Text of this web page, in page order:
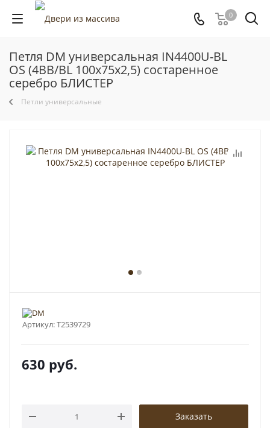
0
Петля DM универсальная IN4400U-BL
OS (4BB/BL 100x75x2,5) состаренное
серебро БЛИСТЕР
Петли универсальные
Артикул:T2539729
630 руб.
Заказать